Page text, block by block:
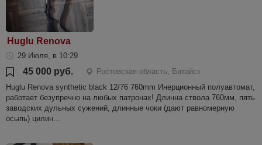
Huglu Renova
29 Июля, в 10:29
45 000 руб.
Ростовская область, Батайск
Huglu Renova synthetic black 12/76 760mm Инерционный полуавтомат,
работает безупречно на любых патронах! Длинна ствола 760мм, пять
заводских дульных сужений, длинные чоки (дают равномерную
осыпь) цилин...